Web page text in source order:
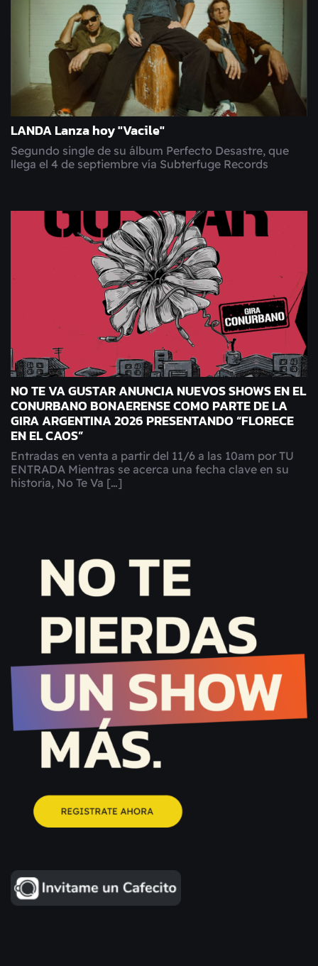
LANDA Lanza hoy "Vacile"
Segundo single de su álbum Perfecto Desastre, que
llega el 4 de septiembre vía Subterfuge Records
NO TE VA GUSTAR ANUNCIA NUEVOS SHOWS EN EL
CONURBANO BONAERENSE COMO PARTE DE LA
GIRA ARGENTINA 2026 PRESENTANDO “FLORECE
EN EL CAOS”
Entradas en venta a partir del 11/6 a las 10am por TU
ENTRADA Mientras se acerca una fecha clave en su
historia, No Te Va […]